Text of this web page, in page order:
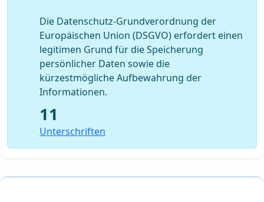
Die Datenschutz-Grundverordnung der
Europäischen Union (DSGVO) erfordert einen
legitimen Grund für die Speicherung
persönlicher Daten sowie die
kürzestmögliche Aufbewahrung der
Informationen.
11
Unterschriften